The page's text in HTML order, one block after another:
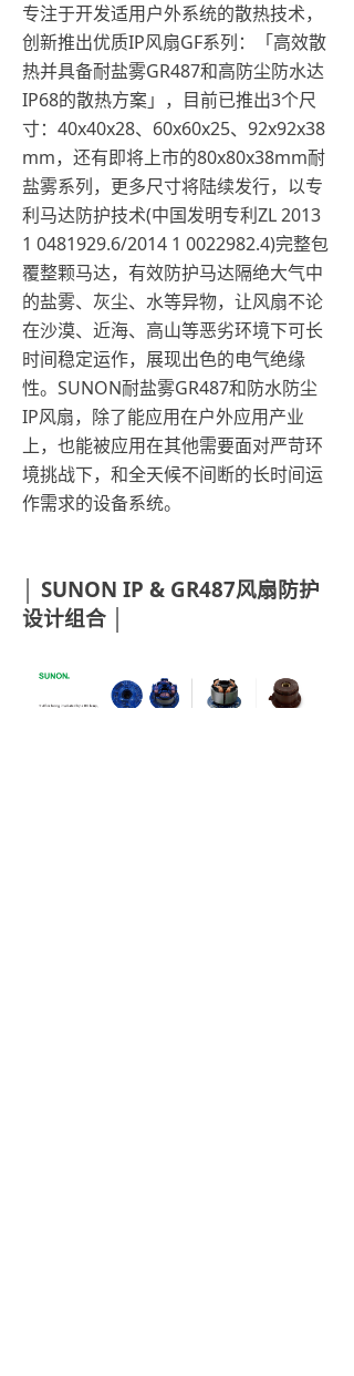
专注于开发适用户外系统的散热技术，
创新推出优质IP风扇GF系列：「高效散
热并具备耐盐雾GR487和高防尘防水达
IP68的散热方案」，目前已推出3个尺
寸：40x40x28、60x60x25、92x92x38
mm，还有即将上市的80x80x38mm耐
盐雾系列，更多尺寸将陆续发行，以专
利马达防护技术(中国发明专利ZL 2013
1 0481929.6/2014 1 0022982.4)完整包
覆整颗马达，有效防护马达隔绝大气中
的盐雾、灰尘、水等异物，让风扇不论
在沙漠、近海、高山等恶劣环境下可长
时间稳定运作，展现出色的电气绝缘
性。SUNON耐盐雾GR487和防水防尘
IP风扇，除了能应用在户外应用产业
上，也能被应用在其他需要面对严苛环
境挑战下，和全天候不间断的长时间运
作需求的设备系统。
│ SUNON IP & GR487风扇防护
设计组合 │